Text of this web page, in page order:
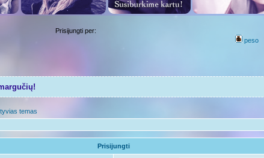
Prisijungti per:
peso
temas
Prisijungti